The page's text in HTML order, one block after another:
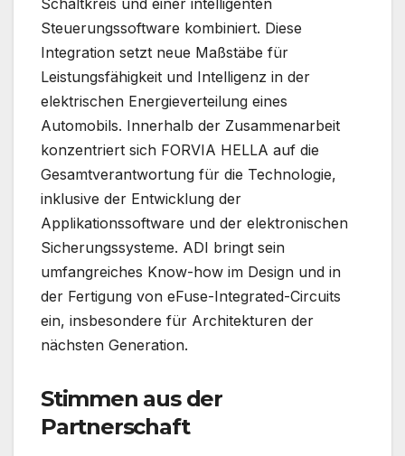
Schaltkreis und einer intelligenten
Steuerungssoftware kombiniert. Diese
Integration setzt neue Maßstäbe für
Leistungsfähigkeit und Intelligenz in der
elektrischen Energieverteilung eines
Automobils. Innerhalb der Zusammenarbeit
konzentriert sich FORVIA HELLA auf die
Gesamtverantwortung für die Technologie,
inklusive der Entwicklung der
Applikationssoftware und der elektronischen
Sicherungssysteme. ADI bringt sein
umfangreiches Know-how im Design und in
der Fertigung von eFuse-Integrated-Circuits
ein, insbesondere für Architekturen der
nächsten Generation.
Stimmen aus der
Partnerschaft